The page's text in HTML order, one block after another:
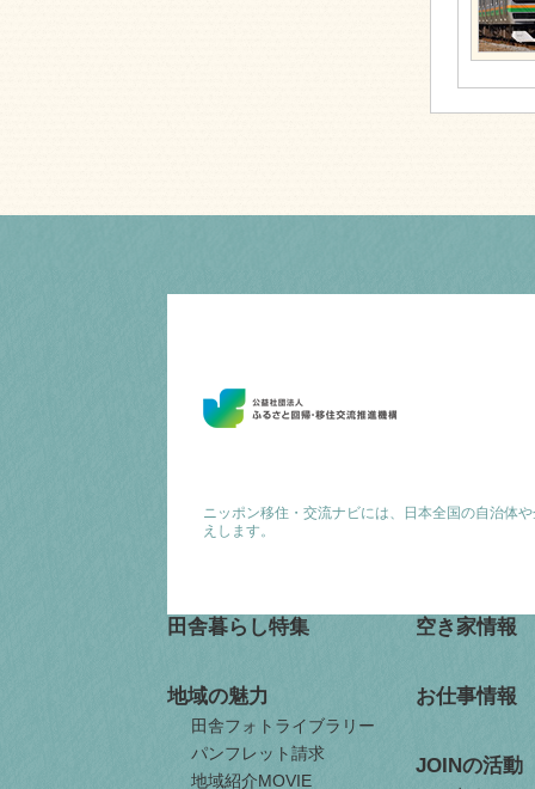
ニッポン移住・交流ナビには、日本全国の自治体
えします。
田舎暮らし特集
地域の魅力
田舎フォトライブラリー
パンフレット請求
地域紹介MOVIE
空き家情報
お仕事情報
JOINの活動